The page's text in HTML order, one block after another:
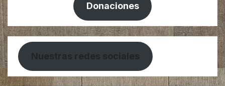
Donaciones
Nuestras redes sociales